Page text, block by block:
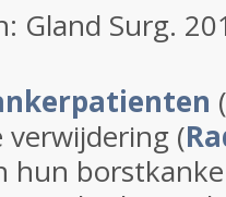
Gland Surg.
(
verwijdering (
hun